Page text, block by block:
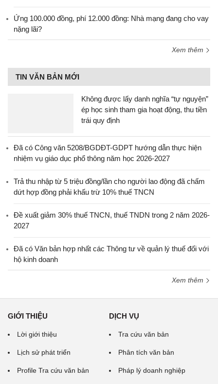
Ứng 100.000 đồng, phí 12.000 đồng: Nhà mạng đang cho vay
nặng lãi?
Xem thêm
TIN VĂN BẢN MỚI
Không được lấy danh nghĩa “tự nguyện”
ép học sinh tham gia hoạt động, thu tiền
trái quy định
Đã có Công văn 5208/BGDĐT-GDPT hướng dẫn thực hiện
nhiệm vụ giáo dục phổ thông năm học 2026-2027
Trả thu nhập từ 5 triệu đồng/lần cho người lao động đã chấm
dứt hợp đồng phải khấu trừ 10% thuế TNCN
Đề xuất giảm 30% thuế TNCN, thuế TNDN trong 2 năm 2026-
2027
Đã có Văn bản hợp nhất các Thông tư về quản lý thuế đối với
hộ kinh doanh
Xem thêm
GIỚI THIỆU
Lời giới thiệu
Lịch sử phát triển
Profile Tra cứu văn bản
DỊCH VỤ
Tra cứu văn bản
Phân tích văn bản
Pháp lý doanh nghiệp